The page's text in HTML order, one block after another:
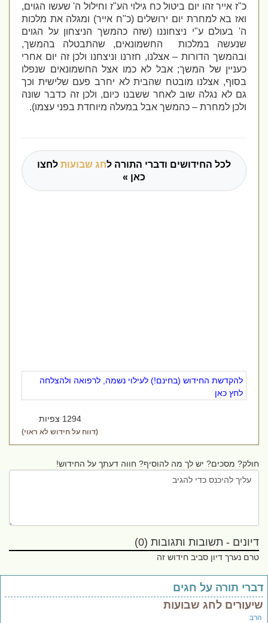
כ"ז אייר זהו יום ביטול כח גילוי הע"ז וחילול ה' שעשו הגוים,
ואז בא למחרת יום ירושלים (כ"ח אייר) ומגלה את מלכות
ה' בעולם ע"י ניצחוננו (שזה כהמשך הניצחון על הגוים
שנעשה במלכות
החשמונאים, שהתבטלה בהמשך,
ובהמשך הדורות – אצלנו, חזרנו וניצחנו ולכן זה יום אחרי
כעניין של המשך; אבל לא כמו אצל החשמונאים שנפלו
בסוף, אצלנו מובטח שהבית לא יחרב פעם שלישית וכך
גם לא נגלה שוב לאחר ששבנו כיום, ולכן זה כדבר שונה
ולכן למחרת – כהמשך אבל במעלה מיוחדת בפני עצמו).
לכל החידושים ודברי התורה לחג שבועות לחצו
כאן »
להקדשת החידוש (בחינם!) לעילוי נשמה, לרפואה ולהצלחה
לחץ כאן
1294 צפיות
(דווח על חידוש לא ראוי)
חולק? מסכים? יש לך מה להוסיף? חווה דעתך על החידוש!
דיונים - תשובות ותגובות (0)
טרם נערך דיון סביב חידוש זה
דברי תורה על חגים
שיעורים לחג שבועות
הרב